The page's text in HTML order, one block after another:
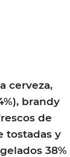
cerveza,
brandy
de
tostadas y
38%